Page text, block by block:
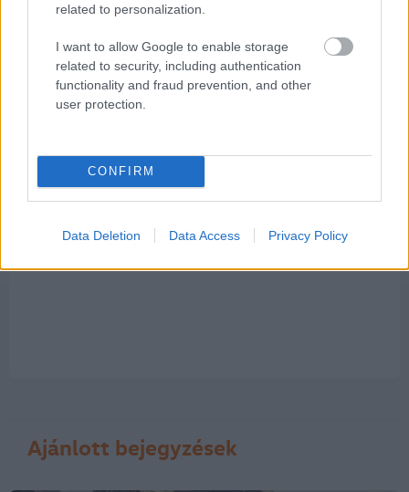
related to personalization.
I want to allow Google to enable storage
related to security, including authentication
functionality and fraud prevention, and other
user protection.
CONFIRM
Data Deletion Data Access Privacy Policy
Kommentek
semmilyen felelősséget nem vállal, azokat nem ellenőrzi. Kifogás esetén
Ajánlott bejegyzések